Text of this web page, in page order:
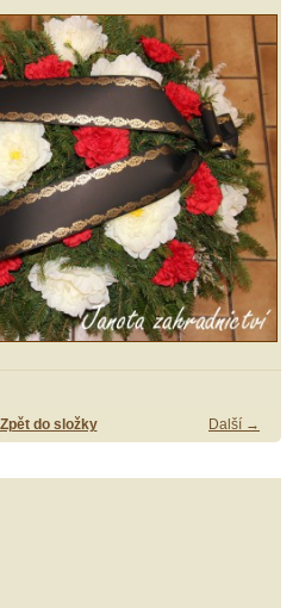
Další →
Zpět do složky